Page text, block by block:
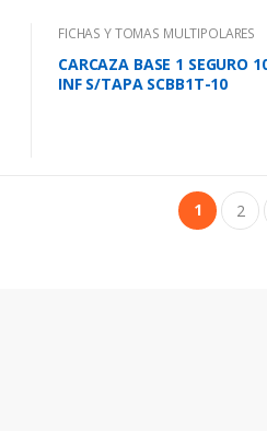
FICHAS Y TOMAS MULTIPOLARES
CARCAZA BASE 1 SEGURO
INF S/TAPA SCBB1T-10
1 2